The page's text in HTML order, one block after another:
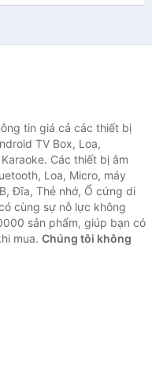
tin giá cả các thiết bị
TV Box, Loa,
Các thiết bị âm
Loa, Micro, máy
Đĩa, Thẻ nhớ, Ổ cứng di
cùng sự nỗ lực không
sản phẩm, giúp bạn có
mua. Chúng tôi không